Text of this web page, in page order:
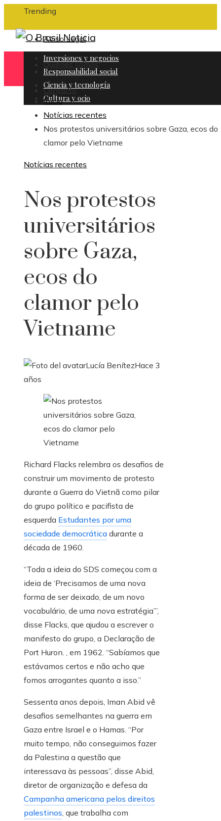
Trending
Aviso Legal
Quiénes somos
Contacto
Inversiones y negocios
Responsabilidad social
Ciencia y tecnología
Cultura y ocio
Inicio
Notícias recentes
Nos protestos universitários sobre Gaza, ecos do
clamor pelo Vietname
Notícias recentes
Nos protestos
universitários
sobre Gaza,
ecos do
clamor pelo
Vietname
Lucía BenítezHace 3
años
Richard Flacks relembra os desafios de
construir um movimento de protesto
durante a Guerra do Vietnã como pilar
do grupo político e pacifista de
esquerda Estudantes por uma
sociedade democrática durante a
década de 1960.
“Toda a ideia do SDS começou com a
ideia de ‘Precisamos de uma nova
forma de ser deixado, de um novo
vocabulário, de uma nova estratégia’”,
disse Flacks, que ajudou a escrever o
manifesto do grupo, a Declaração de
Port Huron. , em 1962. “Sabíamos que
estávamos certos e não acho que
fomos arrogantes quanto a isso.”
Sessenta anos depois, Iman Abid vê
desafios semelhantes na guerra em
Gaza entre Israel e o Hamas. “Por
muito tempo, não conseguimos fazer
da Palestina a questão que
interessava às pessoas”, disse Abid,
diretor de organização e defesa da
Campanha americana pelos direitos
palestinos, que trabalha com